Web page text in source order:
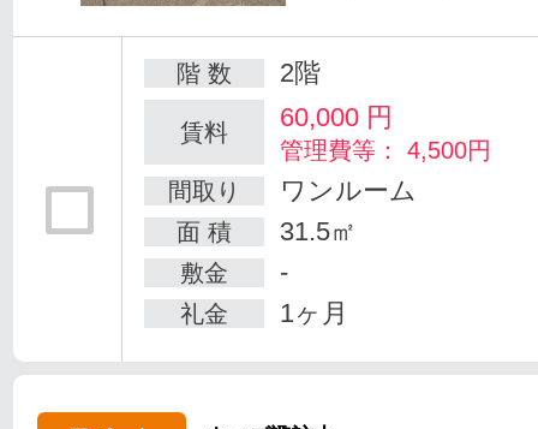
階 数 2階
賃料 60,000 円
管理費等： 4,500円
間取り
ワンルーム
面 積 31.5㎡
敷金 -
礼金 1ヶ月